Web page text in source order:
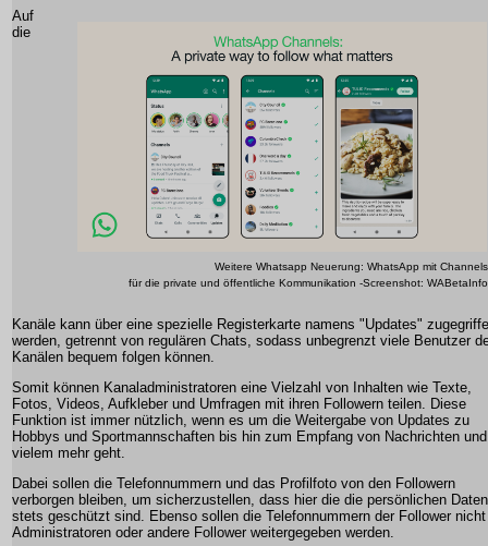
Weitere Whatsapp Neuerung: WhatsApp mit Channels
für die private und öffentliche Kommunikation -Screenshot: WABetaInfo
Auf
die
Kanäle kann über eine spezielle Registerkarte namens "Updates"
werden, getrennt von regulären Chats, sodass unbegrenzt viele Benutzer
Kanälen bequem folgen können.
Somit können Kanaladministratoren eine Vielzahl von Inhalten wie Texte,
Fotos, Videos, Aufkleber und Umfragen mit ihren Followern teilen. Diese
Funktion ist immer nützlich, wenn es um die Weitergabe von Updates zu
Hobbys und Sportmannschaften bis hin zum Empfang von Nachrichten und
vielem mehr geht.
Dabei sollen die Telefonnummern und das Profilfoto von den Followern
verborgen bleiben, um sicherzustellen, dass hier die die persönlichen Daten
stets geschützt sind. Ebenso sollen die Telefonnummern der Follower
Administratoren oder andere Follower weitergegeben werden.